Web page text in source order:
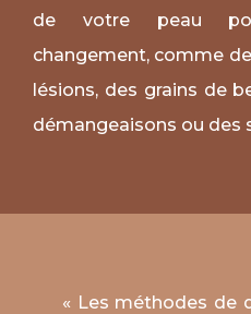
de votre peau
changement, comme
lésions, des grains de
démangeaisons ou des
« Les méthodes de